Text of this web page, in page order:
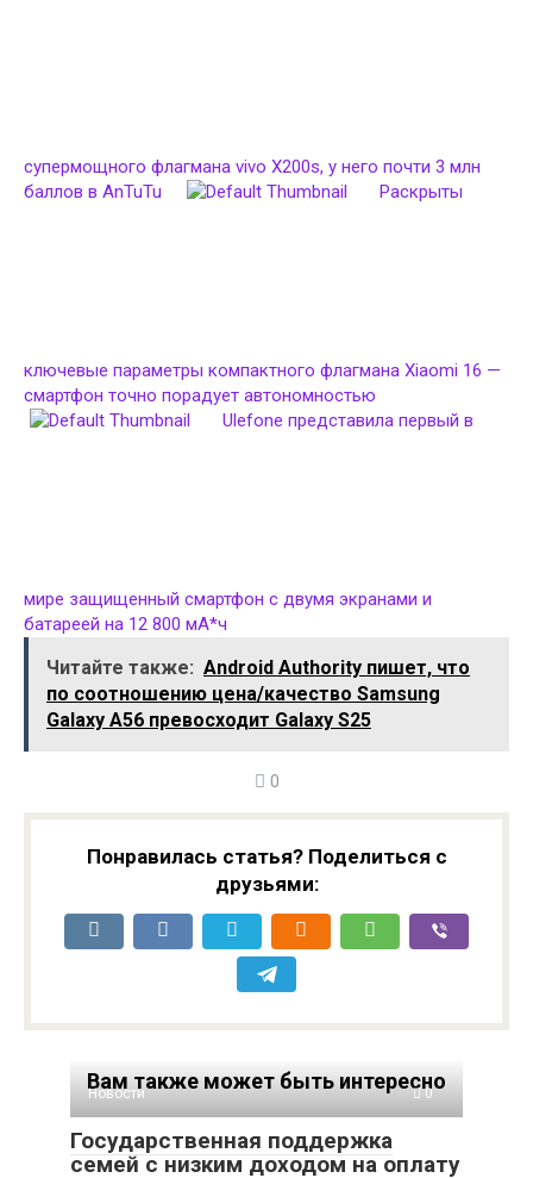
супермощного флагмана vivo X200s, у него почти 3 млн
баллов в AnTuTu
Раскрыты
ключевые параметры компактного флагмана Xiaomi 16 —
смартфон точно порадует автономностью
Ulefone представила первый в
мире защищенный смартфон с двумя экранами и
батареей на 12 800 мА*ч
Читайте также: Android Authority пишет, что
по соотношению цена/качество Samsung
Galaxy A56 превосходит Galaxy S25
0
Понравилась статья? Поделиться с
друзьями:
Вам также может быть интересно
Новости 0
Государственная поддержка
семей с низким доходом на оплату